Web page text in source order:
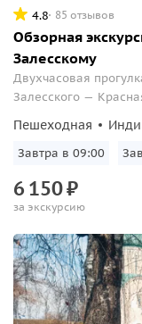
4.8 85 отзывов
Обзорная
Залесскому
Двухчасовая
Залесского —
Пешеходная
Завтра в 09:00
6 150₽
за экскурсию